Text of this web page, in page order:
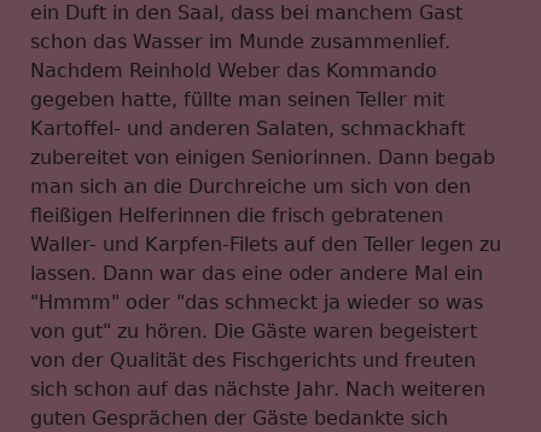
ein Duft in den Saal, dass bei manchem Gast
schon das Wasser im Munde zusammenlief.
Nachdem Reinhold Weber das Kommando
gegeben hatte, füllte man seinen Teller mit
Kartoffel- und anderen Salaten, schmackhaft
zubereitet von einigen Seniorinnen. Dann begab
man sich an die Durchreiche um sich von den
fleißigen Helferinnen die frisch gebratenen
Waller- und Karpfen-Filets auf den Teller legen zu
lassen. Dann war das eine oder andere Mal ein
"Hmmm" oder "das schmeckt ja wieder so was
von gut" zu hören. Die Gäste waren begeistert
von der Qualität des Fischgerichts und freuten
sich schon auf das nächste Jahr. Nach weiteren
guten Gesprächen der Gäste bedankte sich